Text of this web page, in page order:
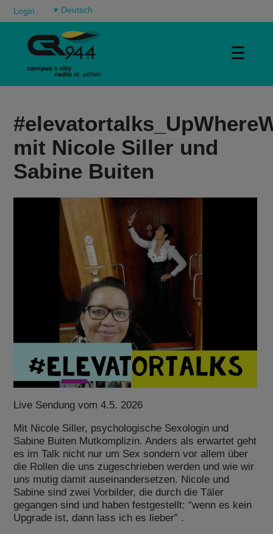
Login ▾
☰
mit Nicole Siller und
Sabine Buiten
Live Sendung vom 4.5. 2026
Mit Nicole Siller, psychologische Sexologin und
Sabine Buiten Mutkomplizin. Anders als erwartet geht
es im Talk nicht nur um Sex sondern vor allem über
die Rollen die uns zugeschrieben werden und wie wir
uns mutig damit auseinandersetzen. Nicole und
Sabine sind zwei Vorbilder, die durch die Täler
gegangen sind und haben festgestellt: “wenn es kein
Upgrade ist, dann lass ich es lieber” .